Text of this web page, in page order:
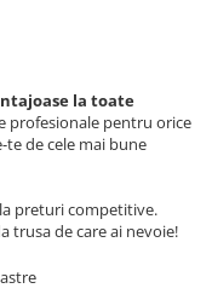
la toate
profesionale pentru orice
te de cele mai bune
preturi competitive.
trusa de care ai nevoie!